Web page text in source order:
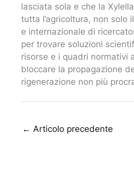
lasciata sola e che la
tutta l’agricoltura, non
e internazionale di
per trovare soluzioni
risorse e i quadri normativi
bloccare la propagazione
rigenerazione non più
← Articolo precedente